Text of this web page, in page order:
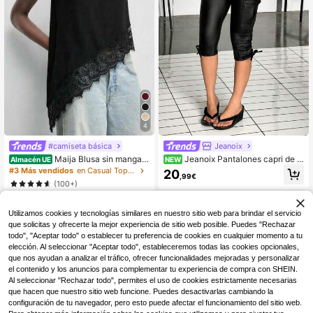
4
#camiseta básica
Almacén UE Maija Blusa sin mangas
para mujer color negro elegante co
n encaje de contraste y dobladillo a
simétrico, atuendos de verano para
asimétricas, blusa con cremallera
#3 Más vendidos
en Casual Tops de mujer
(100+)
Jeanoix
NEW Jeanoix Pantalones capri de m
ujer de unicolor con bolsillo y boton
es, casuales y versátiles para uso di
ario
20 ,99€
Utilizamos cookies y tecnologías similares en nuestro sitio web para brindar el servicio
que solicitas y ofrecerte la mejor experiencia de sitio web posible. Puedes "Rechazar
todo", "Aceptar todo" o establecer tu preferencia de cookies en cualquier momento a tu
elección. Al seleccionar "Aceptar todo", estableceremos todas las cookies opcionales,
que nos ayudan a analizar el tráfico, ofrecer funcionalidades mejoradas y personalizar
el contenido y los anuncios para complementar tu experiencia de compra con SHEIN.
Al seleccionar "Rechazar todo", permites el uso de cookies estrictamente necesarias
que hacen que nuestro sitio web funcione. Puedes desactivarlas cambiando la
configuración de tu navegador, pero esto puede afectar el funcionamiento del sitio web.